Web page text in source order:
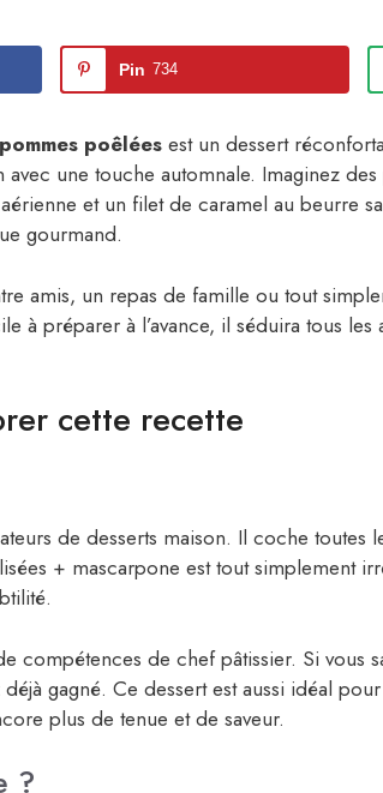
Pin 734
poêlées est un dessert
une touche automnale. Imaginez
et un filet de caramel au beurre
gourmand.
amis, un repas de famille ou tout
à préparer à l’avance, il séduira tous
cette recette
de desserts maison. Il coche toutes
+ mascarpone est tout simplement
compétences de chef pâtissier. Si vous
gagné. Ce dessert est aussi idéal
plus de tenue et de saveur.
?